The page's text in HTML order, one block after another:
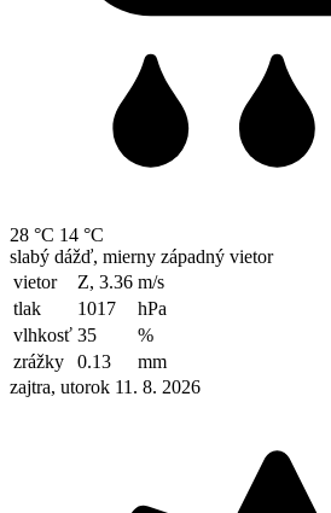
28 °C 14 °C
slabý dážď, mierny západný vietor
vietor
Z, 3.36 m/s
tlak
1017
hPa
vlhkosť 35
%
zrážky
0.13
mm
zajtra, utorok 11. 8. 2026